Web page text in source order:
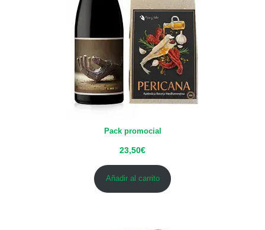
Pack promocial
23,50€
Añadir al carrito